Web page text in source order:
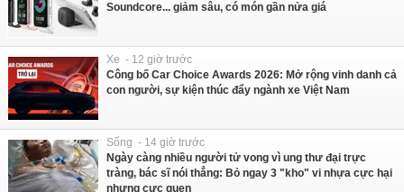
Soundcore... giảm sâu, có món gần nửa giá
Xe - 12 giờ trước
Công bố Car Choice Awards 2026: Mở rộng vinh danh cả
con người, sự kiện thúc đẩy ngành xe Việt Nam
Sống - 14 giờ trước
Ngày càng nhiều người tử vong vì ung thư đại trực
tràng, bác sĩ nói thẳng: Bỏ ngay 3 "kho" vi nhựa cực hại
nhưng cực quen